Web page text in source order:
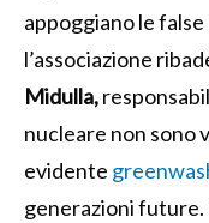
appoggiano le
l’associazione
Midulla,
nucleare non sono
evidente
generazioni future.